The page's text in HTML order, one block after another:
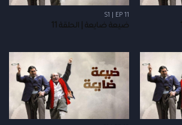
S1 | EP 11
ضيعة ضايعة | الحلقة 11